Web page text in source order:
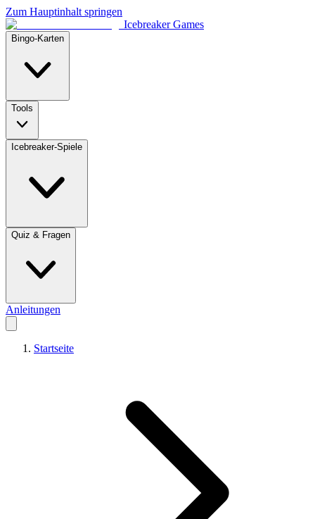
Zum Hauptinhalt springen
Icebreaker Games
Bingo-Karten
Tools
Icebreaker-Spiele
Quiz & Fragen
Anleitungen
Startseite